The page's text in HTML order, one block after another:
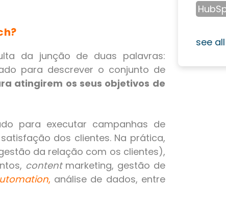
da junção de duas palavras:
para descrever o conjunto de
atingirem os seus objetivos de
para executar campanhas de
dos clientes. Na prática,
da relação com os clientes),
contentmarketing, gestão de
, análise de dados, entre
see all